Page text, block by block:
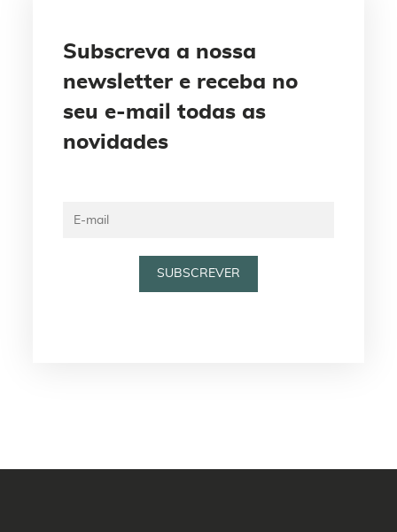
Subscreva a nossa
newsletter e receba no
seu e-mail todas as
novidades